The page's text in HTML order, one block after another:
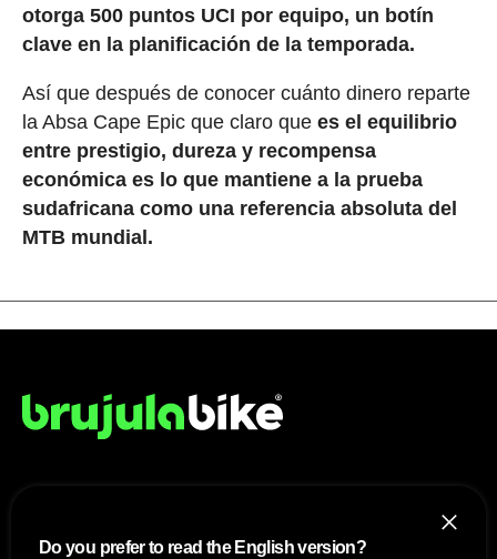
otorga 500 puntos UCI por equipo, un botín
clave en la planificación de la temporada.
Así que después de conocer cuánto dinero reparte
la Absa Cape Epic que claro que es el equilibrio
entre prestigio, dureza y recompensa
económica es lo que mantiene a la prueba
sudafricana como una referencia absoluta del
MTB mundial.
Mapa del sitio
Do you prefer to read the English version?